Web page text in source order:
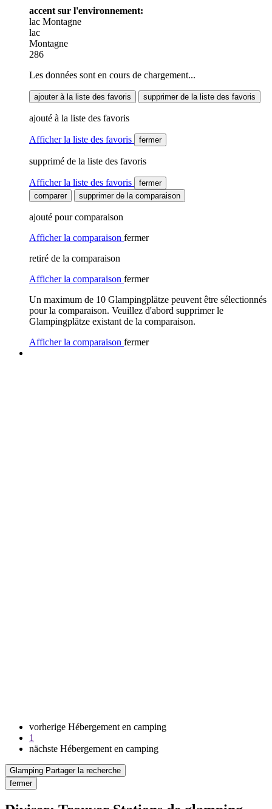
accent sur l'environnement:
lac Montagne
lac
Montagne
286
Les données sont en cours de chargement...
ajouter à la liste des favoris supprimer de la liste des favoris
ajouté à la liste des favoris
Afficher la liste des favoris fermer
supprimé de la liste des favoris
Afficher la liste des favoris
fermer
comparer
supprimer de la comparaison
ajouté pour comparaison
Afficher la comparaison fermer
retiré de la comparaison
Afficher la comparaison fermer
Un maximum de 10 Glampingplätze peuvent être sélectionnés
pour la comparaison. Veuillez d'abord supprimer le
Glampingplätze existant de la comparaison.
Afficher la comparaison fermer
vorherige Hébergement en camping
1
nächste Hébergement en camping
Glamping Partager la recherche
fermer